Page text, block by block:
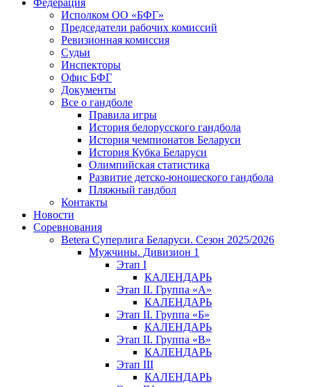
Федерация
Исполком ОО «БФГ»
Председатели рабочих комиссий
Ревизионная комиссия
Судьи
Инспекторы
Офис БФГ
Документы
Все о гандболе
Правила игры
История белорусского гандбола
История чемпионатов Беларуси
История Кубка Беларуси
Олимпийская статистика
Развитие детско-юношеского гандбола
Пляжный гандбол
Контакты
Новости
Соревнования
Betera Суперлига Беларуси. Сезон 2025/2026
Мужчины. Дивизион 1
Этап I
КАЛЕНДАРЬ
Этап II. Группа «А»
КАЛЕНДАРЬ
Этап II. Группа «Б»
КАЛЕНДАРЬ
Этап II. Группа «В»
КАЛЕНДАРЬ
Этап III
КАЛЕНДАРЬ